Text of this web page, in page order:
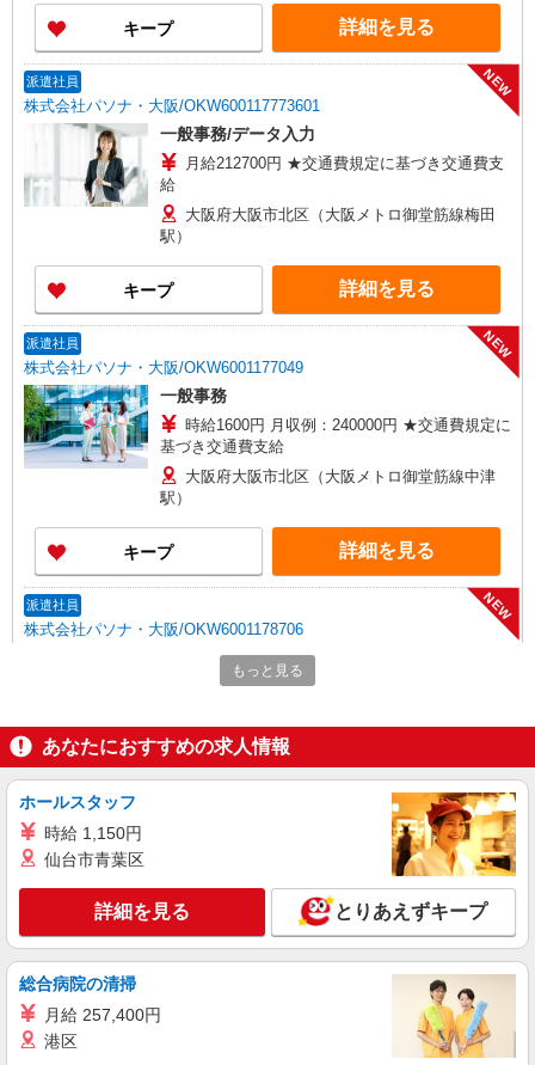
キープ 詳細を見る
派遣社員
株式会社パソナ・大阪/OKW600117773601
NEW
一般事務/データ入力
月給212700円 ★交通費規定に基づき交通費支
給
大阪府大阪市北区（大阪メトロ御堂筋線梅田
駅）
キープ 詳細を見る
派遣社員
株式会社パソナ・大阪/OKW6001177049
NEW
一般事務
時給1600円 月収例：240000円 ★交通費規定に
基づき交通費支給
大阪府大阪市北区（大阪メトロ御堂筋線中津
駅）
キープ 詳細を見る
派遣社員
株式会社パソナ・大阪/OKW6001178706
NEW
一般事務/その他事務/データ入力
月給221200円 ★交通費規定に基づき交通費支
大阪府大阪市北区（南森町駅）
キープ 詳細を見る
派遣社員
株式会社パソナ・大阪/OKW6001174964
NEW
一般事務/データ入力
月給212700円 ★交通費規定に基づき交通費支
給
大阪府大阪市北区（京阪中之島線中之島駅）
詳細を見る
もっと見る
あなたにおすすめの求人情報
ホールスタッフ
時給 1,150円
仙台市青葉区
詳細を見る とりあえずキープ
総合病院の清掃
月給 257,400円
港区